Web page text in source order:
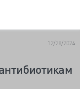
12/28/2024